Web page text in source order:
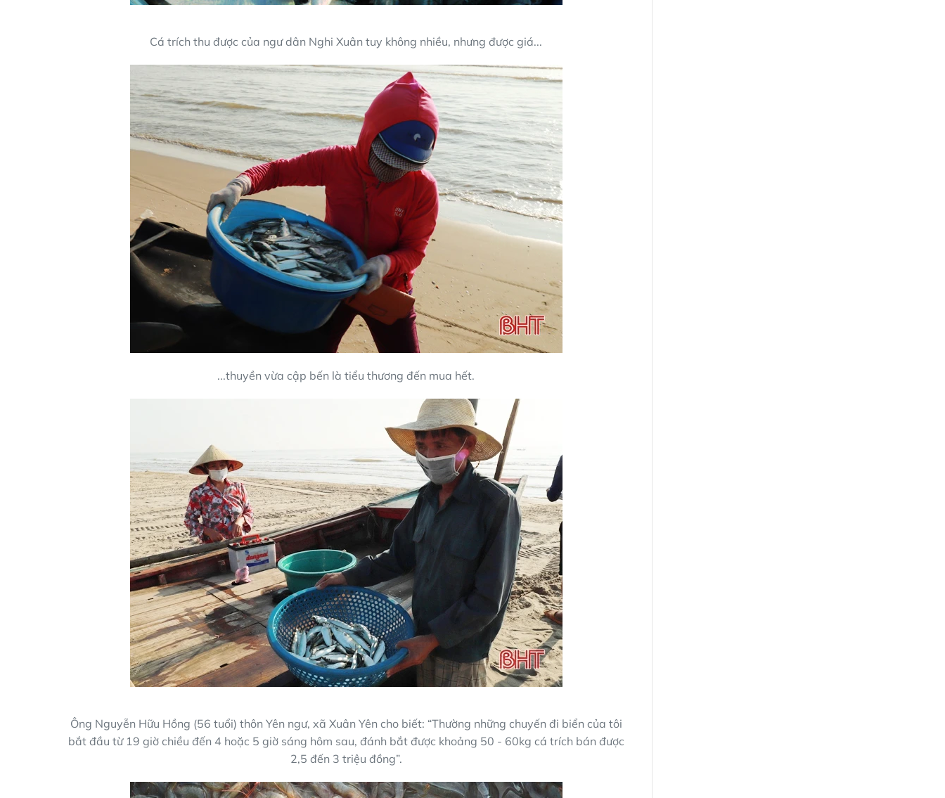
Cá trích thu được của ngư dân Nghi Xuân tuy không nhiều, nhưng được giá...
...thuyền vừa cập bến là tiểu thương đến mua hết.
Ông Nguyễn Hữu Hồng (56 tuổi) thôn Yên ngư, xã Xuân Yên cho biết: “Thường những chuyến đi biển của tôi
bắt đầu từ 19 giờ chiều đến 4 hoặc 5 giờ sáng hôm sau, đánh bắt được khoảng 50 - 60kg cá trích bán được
2,5 đến 3 triệu đồng”.